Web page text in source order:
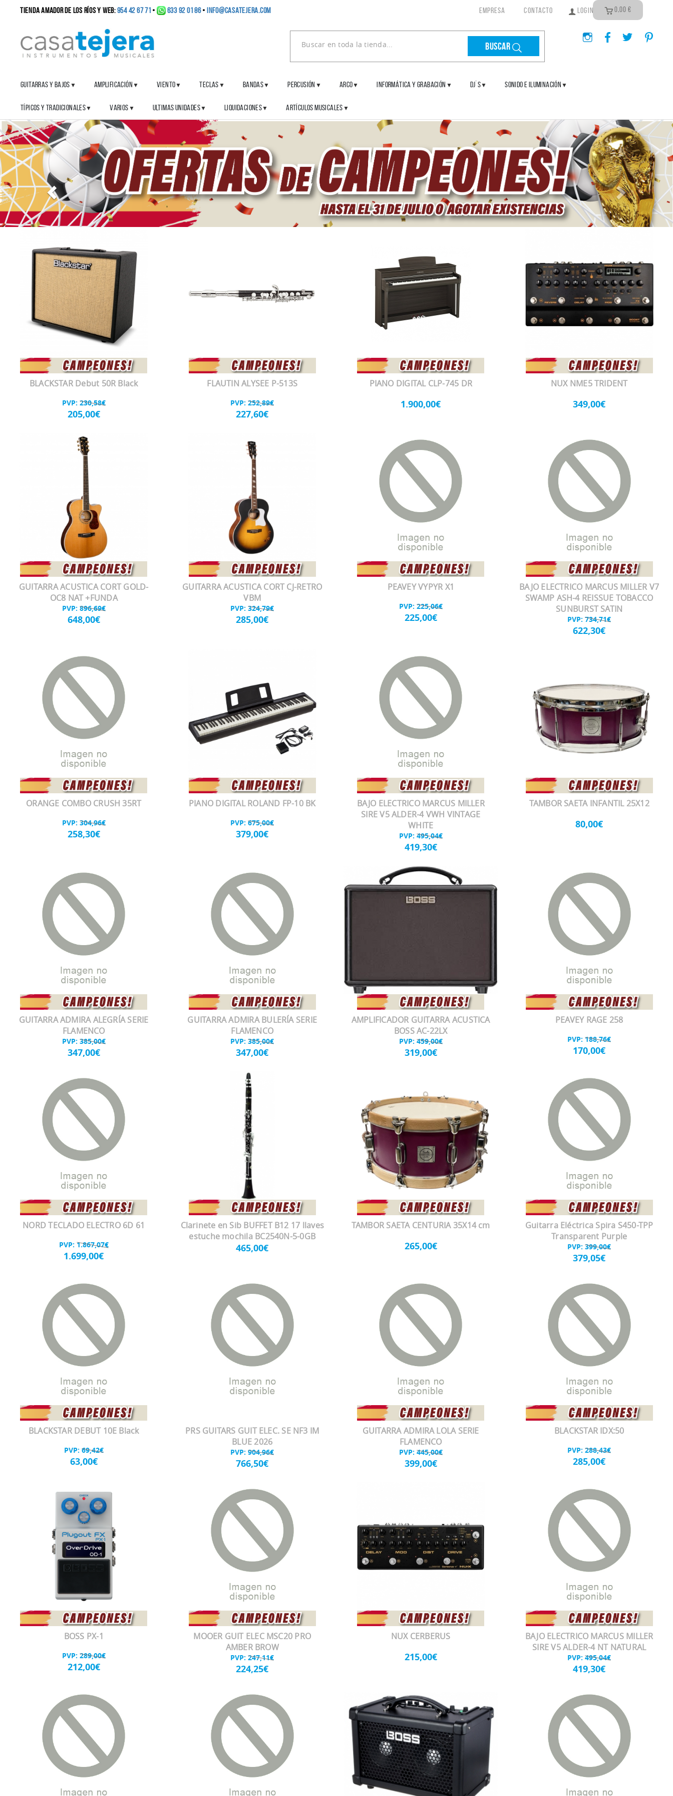
0,00 €
TIENDA AMADOR DE LOS RÍOS y WEB:954 42 67 71 • 633 92 01 86• info@casatejera.com EMPRESA CONTACTO LOGIN
Buscar
GUITARRAS Y BAJOS▼ AMPLIFICACIÓN▼ VIENTO▼ TECLAS▼ BANDAS▼ PERCUSIÓN ▼ ARCO▼ INFORMÁTICA Y GRABACIÓN ▼ DJ´S▼ SONIDO E ILUMINACIÓN▼
TÍPICOS Y TRADICIONALES▼ VARIOS▼ ULTIMAS UNIDADES▼ LIQUIDACIONES▼ ARTÍCULOS MUSICALES▼
Anterior Siguiente
BLACKSTAR Debut 50R Black
PVP: 230,58€
205,00€
FLAUTIN ALYSEE P-513S
PVP:252,89€
227,60€
PIANO DIGITAL CLP-745 DR
1.900,00€
NUX NME5 TRIDENT
349,00€
GUITARRA ACUSTICA CORT GOLD-
OC8 NAT +FUNDA
PVP: 896,69€
648,00€
GUITARRA ACUSTICA CORT CJ-RETRO
VBM
PVP:324,79€
285,00€
PEAVEY VYPYR X1
PVP: 225,06€
225,00€
BAJO ELECTRICO MARCUS MILLER V7
SWAMP ASH-4 REISSUE TOBACCO
SUNBURST SATIN
PVP:734,71€
622,30€
ORANGE COMBO CRUSH 35RT
PVP: 304,96€
258,30€
PIANO DIGITAL ROLAND FP-10 BK
PVP:675,00€
379,00€
BAJO ELECTRICO MARCUS MILLER
SIRE V5 ALDER-4 VWH VINTAGE
WHITE
PVP: 495,04€
419,30€
TAMBOR SAETA INFANTIL 25X12
80,00€
GUITARRA ADMIRA ALEGRÍA SERIE
FLAMENCO
PVP: 385,00€
347,00€
GUITARRA ADMIRA BULERÍA SERIE
FLAMENCO
PVP:385,00€
347,00€
AMPLIFICADOR GUITARRA ACUSTICA
BOSS AC-22LX
PVP: 459,00€
319,00€
PEAVEY RAGE 258
PVP:188,76€
170,00€
NORD TECLADO ELECTRO 6D 61
PVP: 1.867,07€
1.699,00€
Clarinete en Sib BUFFET B12 17 llaves
estuche mochila BC2540N-5-0GB
465,00€
TAMBOR SAETA CENTURIA 35X14 cm
265,00€
Guitarra Eléctrica Spira S450-TPP
Transparent Purple
PVP:399,00€
379,05€
BLACKSTAR DEBUT 10E Black
PVP: 69,42€
63,00€
PRS GUITARS GUIT ELEC. SE NF3 IM
BLUE 2026
PVP:904,96€
766,50€
GUITARRA ADMIRA LOLA SERIE
FLAMENCO
PVP: 445,00€
399,00€
BLACKSTAR IDX:50
PVP:288,43€
285,00€
BOSS PX-1
PVP: 289,00€
212,00€
MOOER GUIT ELEC MSC20 PRO
AMBER BROW
PVP:247,11€
224,25€
NUX CERBERUS
215,00€
BAJO ELECTRICO MARCUS MILLER
SIRE V5 ALDER-4 NT NATURAL
PVP:495,04€
419,30€